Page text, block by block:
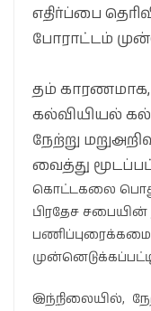
எதிர்ப்பை
போராட்டம்
தம்
கல்வியியல்
நேற்று
வைத்து
கொட்டகலை பொது
பிரதேச
இந்நிலையில்,